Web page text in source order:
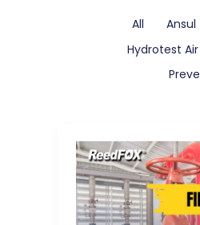
All Ansul
Hydrotest